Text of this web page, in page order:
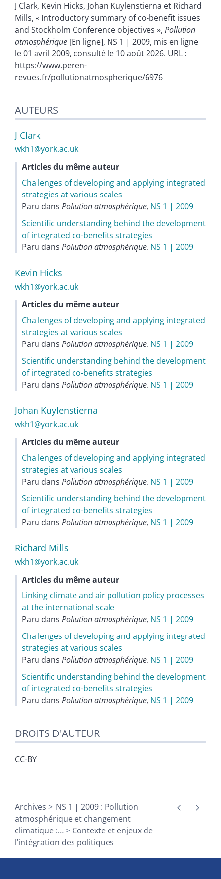
J Clark, Kevin Hicks, Johan Kuylenstierna et Richard
Mills, « Introductory summary of co-benefit issues
and Stockholm Conference objectives », Pollution
atmosphérique [En ligne], NS 1 | 2009, mis en ligne
le 01 avril 2009, consulté le 10 août 2026. URL :
https://www.peren-
revues.fr/pollutionatmospherique/6976
AUTEURS
J Clark
wkh1@york.ac.uk
Articles du même auteur
Challenges of developing and applying integrated
strategies at various scales
Paru dans Pollution atmosphérique, NS 1 | 2009
Scientific understanding behind the development
of integrated co-benefits strategies
Paru dans Pollution atmosphérique, NS 1 | 2009
Kevin Hicks
wkh1@york.ac.uk
Articles du même auteur
Challenges of developing and applying integrated
strategies at various scales
Paru dans Pollution atmosphérique, NS 1 | 2009
Scientific understanding behind the development
of integrated co-benefits strategies
Paru dans Pollution atmosphérique, NS 1 | 2009
Johan Kuylenstierna
wkh1@york.ac.uk
Articles du même auteur
Challenges of developing and applying integrated
strategies at various scales
Paru dans Pollution atmosphérique, NS 1 | 2009
Scientific understanding behind the development
of integrated co-benefits strategies
Paru dans Pollution atmosphérique, NS 1 | 2009
Richard Mills
wkh1@york.ac.uk
Articles du même auteur
Linking climate and air pollution policy processes
at the international scale
Paru dans Pollution atmosphérique, NS 1 | 2009
Challenges of developing and applying integrated
strategies at various scales
Paru dans Pollution atmosphérique, NS 1 | 2009
Scientific understanding behind the development
of integrated co-benefits strategies
Paru dans Pollution atmosphérique, NS 1 | 2009
DROITS D'AUTEUR
CC-BY
Archives
NS 1 | 2009 : Pollution
atmosphérique et changement
climatique :…
Contexte et enjeux de
l’intégration des politiques